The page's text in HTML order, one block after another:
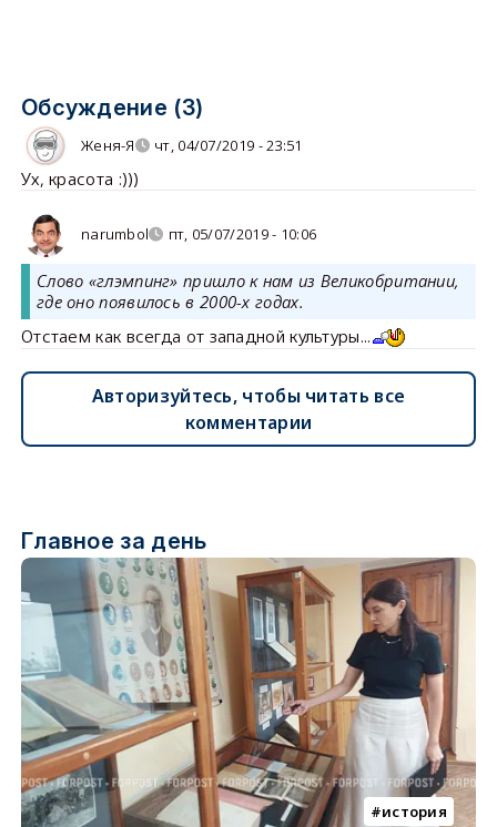
Обсуждение (3)
Женя-Я чт, 04/07/2019 - 23:51
Ух, красота :)))
narumbol пт, 05/07/2019 - 10:06
Слово «глэмпинг» пришло к нам из Великобритании,
где оно появилось в 2000-х годах.
Отстаем как всегда от западной культуры...
Авторизуйтесь, чтобы читать все
комментарии
Главное за день
история